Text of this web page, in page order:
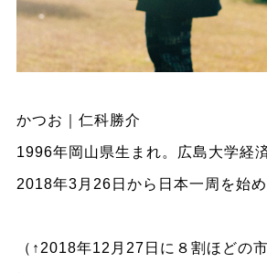
かつお｜仁科勝介
1996年岡山県生まれ。広島大学経
2018年3月26日から日本一周を始め
（↑2018年12月27日に８割ほどの